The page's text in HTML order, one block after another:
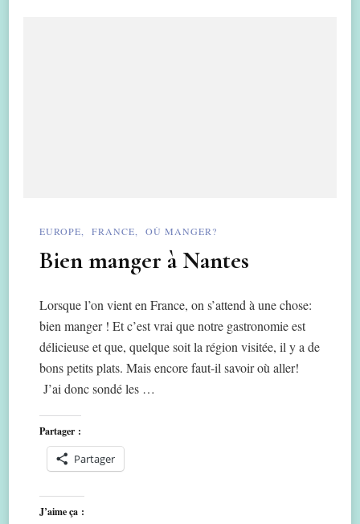
EUROPE FRANCE OÙ MANGER?
Bien manger à Nantes
Lorsque l’on vient en France, on s’attend à une chose:
bien manger ! Et c’est vrai que notre gastronomie est
délicieuse et que, quelque soit la région visitée, il y a de
bons petits plats. Mais encore faut-il savoir où aller!
J’ai donc sondé les …
Partager :
Partager
J’aime ça :